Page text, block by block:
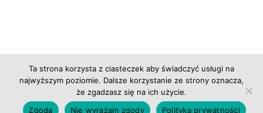
Copyright © 2026 Grupa Probiz, CoWartoZwiedzic.pl
Regulamin serwisu|Polityka prywatności|
Ta strona korzysta z ciasteczek aby świadczyć usługi na
najwyższym poziomie. Dalsze korzystanie ze strony oznacza,
że zgadzasz się na ich użycie.
Zgoda
Nie wyrażam zgody Polityka prywatności